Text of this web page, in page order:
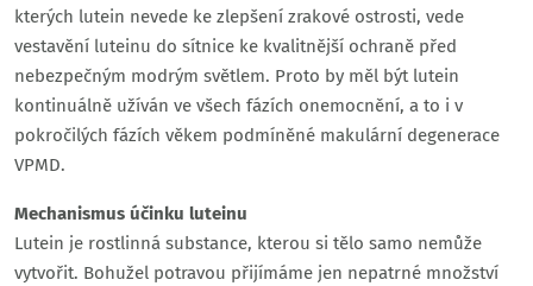
kterých lutein nevede ke zlepšení zrakové ostrosti, vede
vestavění luteinu do sítnice ke kvalitnější ochraně před
nebezpečným modrým světlem. Proto by měl být lutein
kontinuálně užíván ve všech fázích onemocnění, a to i v
pokročilých fázích věkem podmíněné makulární degenerace
VPMD.
Mechanismus účinku luteinu
Lutein je rostlinná substance, kterou si tělo samo nemůže
vytvořit. Bohužel potravou přijímáme jen nepatrné množství